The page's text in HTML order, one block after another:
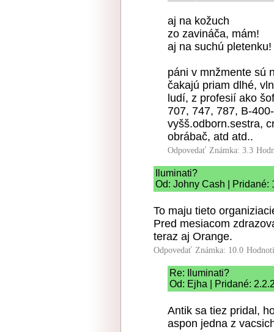
aj na kožuch
zo zavináča, mám!
aj na suchú pletenku!
páni v mnžmente sú
čakajú priam dlhé,
ludí, z profesií ako
707, 747, 787, B-
vyšš.odborn.sestra,
obrábač, atd atd..
Odpovedať Známka: 3.3
Iluminati?
Od: Johny Cash | Pridané:
To maju tieto
Pred mesiacom
teraz aj Orange.
Odpovedať Známka: 10.0
Re: Iluminati?
Od: Ejha | Pridané:
Antik sa tiez pridal,
aspon jedna z